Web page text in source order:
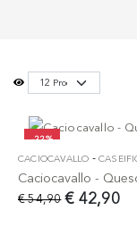
-22%
CACIOCAVALLO -
Caciocavallo -
€ 42,90
€ 54,90